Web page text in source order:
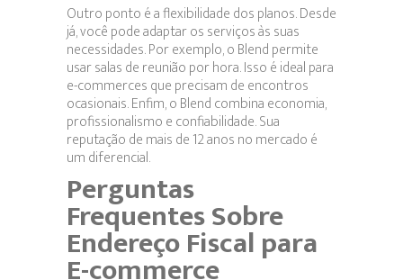
Outro ponto é a flexibilidade dos planos. Desde
já, você pode adaptar os serviços às suas
necessidades. Por exemplo, o Blend permite
usar salas de reunião por hora. Isso é ideal para
e-commerces que precisam de encontros
ocasionais. Enfim, o Blend combina economia,
profissionalismo e confiabilidade. Sua
reputação de mais de 12 anos no mercado é
um diferencial.
Perguntas
Frequentes Sobre
Endereço Fiscal para